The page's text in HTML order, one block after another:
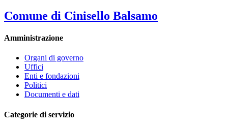
Comune di Cinisello Balsamo
Amministrazione
Organi di governo
Uffici
Enti e fondazioni
Politici
Documenti e dati
Categorie di servizio